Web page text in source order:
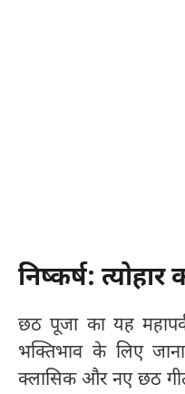
निष्कर्ष:
छठ पूजा का यह
भक्तिभाव के लिए
क्लासिक और नए छठ